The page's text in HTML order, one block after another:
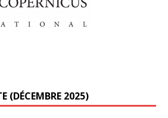
(DÉCEMBRE 2025)